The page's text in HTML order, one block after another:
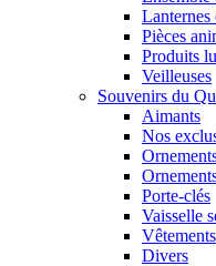
Lanternes
Pièces
Produits
Veilleuses
Souvenirs du
Aimants
Nos
Porte-clés
Vaisselle
Vêtements
Divers